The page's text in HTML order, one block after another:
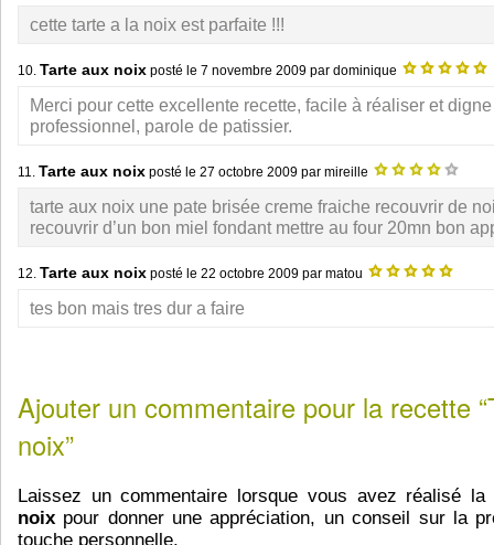
cette tarte a la noix est parfaite !!!
10. Tarte aux noix posté le 7 novembre 2009 par dominique
Merci pour cette excellente recette, facile à réaliser et digne
professionnel, parole de patissier.
11. Tarte aux noix posté le 27 octobre 2009 par mireille
tarte aux noix une pate brisée creme fraiche recouvrir de
recouvrir d’un bon miel fondant mettre au four 20mn bon
12. Tarte aux noix posté le 22 octobre 2009 par matou
tes bon mais tres dur a faire
Ajouter un commentaire pour la recette
noix”
Laissez un commentaire lorsque vous avez réalisé
noix pour donner une appréciation, un conseil sur la
touche personnelle.